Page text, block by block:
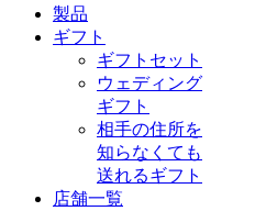
製品
ギフト
ギフトセット
ウェディング
ギフト
相手の住所を
知らなくても
送れるギフト
店舗一覧